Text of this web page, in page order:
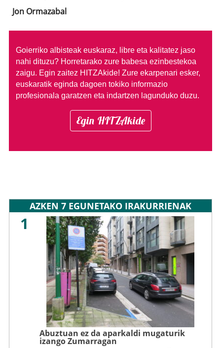
Jon Ormazabal
Goierriko albisteak euskaraz, libre eta kalitatez jaso
nahi dituzu? Horretarako zure babesa ezinbestekoa
zaigu. Egin zaitez HITZAkide! Zure ekarpenari esker,
euskaratik eginda dagoen tokiko informazio
profesionala garatzen eta indartzen lagunduko duzu.
Egin HITZAkide
AZKEN 7 EGUNETAKO IRAKURRIENAK
1
Abuztuan ez da aparkaldi mugaturik
izango Zumarragan